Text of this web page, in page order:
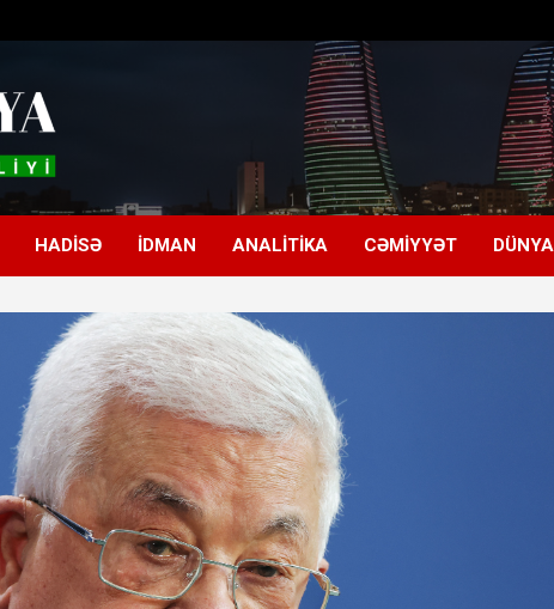
HADISƏ İDMAN ANALITIKA CƏMIYYƏT DÜNYA